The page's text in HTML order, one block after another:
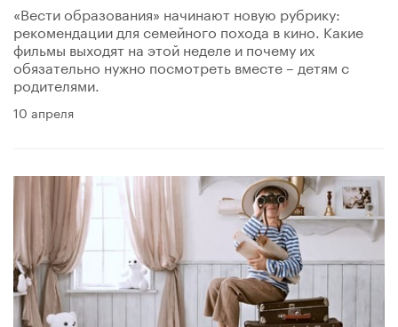
«Вести образования» начинают новую рубрику:
рекомендации для семейного похода в кино. Какие
фильмы выходят на этой неделе и почему их
обязательно нужно посмотреть вместе – детям с
родителями.
10 апреля